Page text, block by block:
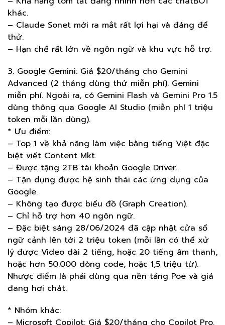
khác.
– Claude Sonet mới ra mắt rất lợi hại và đáng để
thử.
– Hạn chế rất lớn về ngôn ngữ và khu vực hỗ trợ.
3. Google Gemini: Giá $20/tháng cho Gemini
Advanced (2 tháng dùng thử miễn phí). Gemini
miễn phí. Ngoài ra, có Gemini Flash và Gemini Pro 1.5
dùng thông qua Google AI Studio (miễn phí 1 triệu
token mỗi lần dùng).
* Ưu điểm:
– Top 1 về khả năng làm việc bằng tiếng Việt đặc
biệt viết Content Mkt.
– Được tặng 2TB tài khoản Google Driver.
– Tận dụng được hệ sinh thái các ứng dụng của
Google.
– Không tạo được biểu đồ (Graph Creation).
– Chỉ hỗ trợ hơn 40 ngôn ngữ.
– Đặc biệt sáng 28/06/2024 đã cập nhật cửa sổ
ngữ cảnh lên tới 2 triệu token (mỗi lần có thể xử
lý được Video dài 2 tiếng, hoặc 20 tiếng âm thanh,
hoặc hơn 50.000 dòng code, hoặc 1,5 triệu từ).
Nhược điểm là phải dùng qua nền tảng Poe và giá
đang hơi chát.
* Nhóm khác:
– Microsoft Copilot: Giá $20/tháng cho Copilot Pro.